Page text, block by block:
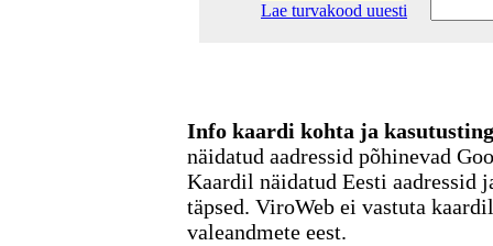
Lae turvakood uuesti
Info kaardi kohta ja
näidatud aadressid põhinevad
Kaardil näidatud Eesti aadressid
täpsed. ViroWeb ei vastuta
valeandmete eest.